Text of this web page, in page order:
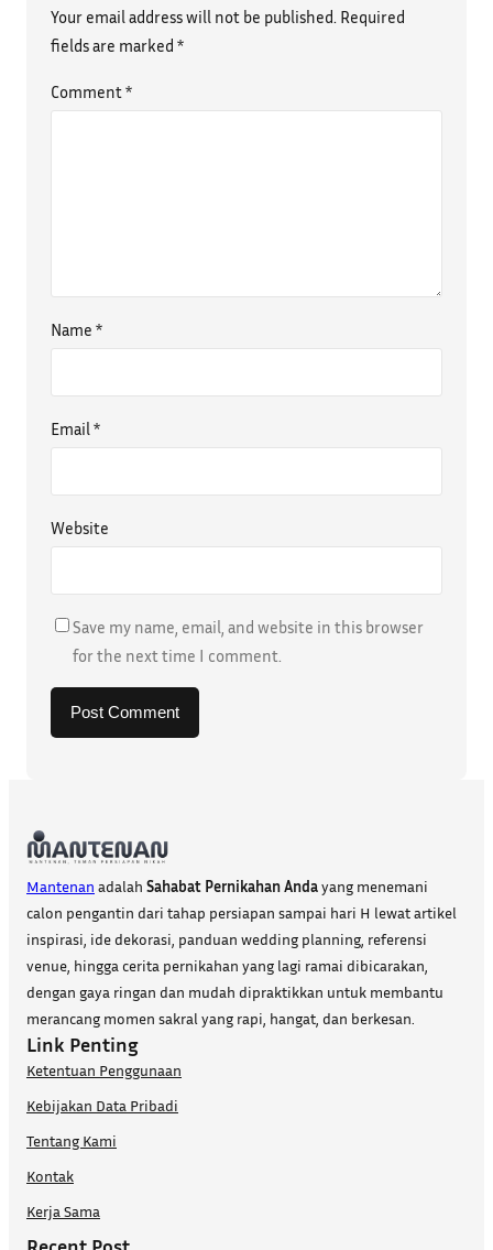
Your email address will not be published. Required
fields are marked *
Comment*
Name *
Email *
Website
Save my name, email, and website in this browser
for the next time I comment.
Mantenan adalah Sahabat Pernikahan Andayang menemani
calon pengantin dari tahap persiapan sampai hari H lewat artikel
inspirasi, ide dekorasi, panduan wedding planning, referensi
venue, hingga cerita pernikahan yang lagi ramai dibicarakan,
dengan gaya ringan dan mudah dipraktikkan untuk membantu
merancang momen sakral yang rapi, hangat, dan berkesan.
Link Penting
Ketentuan Penggunaan
Kebijakan Data Pribadi
Tentang Kami
Kontak
Kerja Sama